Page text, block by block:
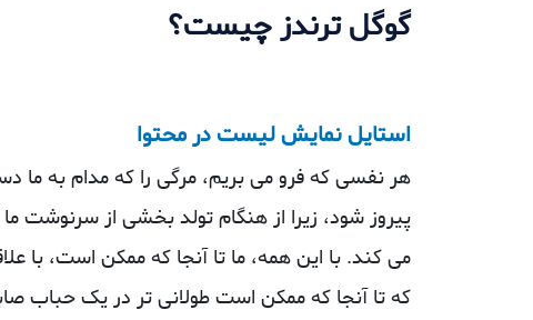
گوگل ترندز چیست؟
استایل نمایش لیست در محتوا
هر نفسی که فرو می‌ بریم، مرگی را که مدام به
پیروز شود، زیرا از هنگام تولد بخشی از
می کند. با این همه، ما تا آنجا که ممکن است، با
که تا آنجا که ممکن است طولانی‌ تر در یک حباب